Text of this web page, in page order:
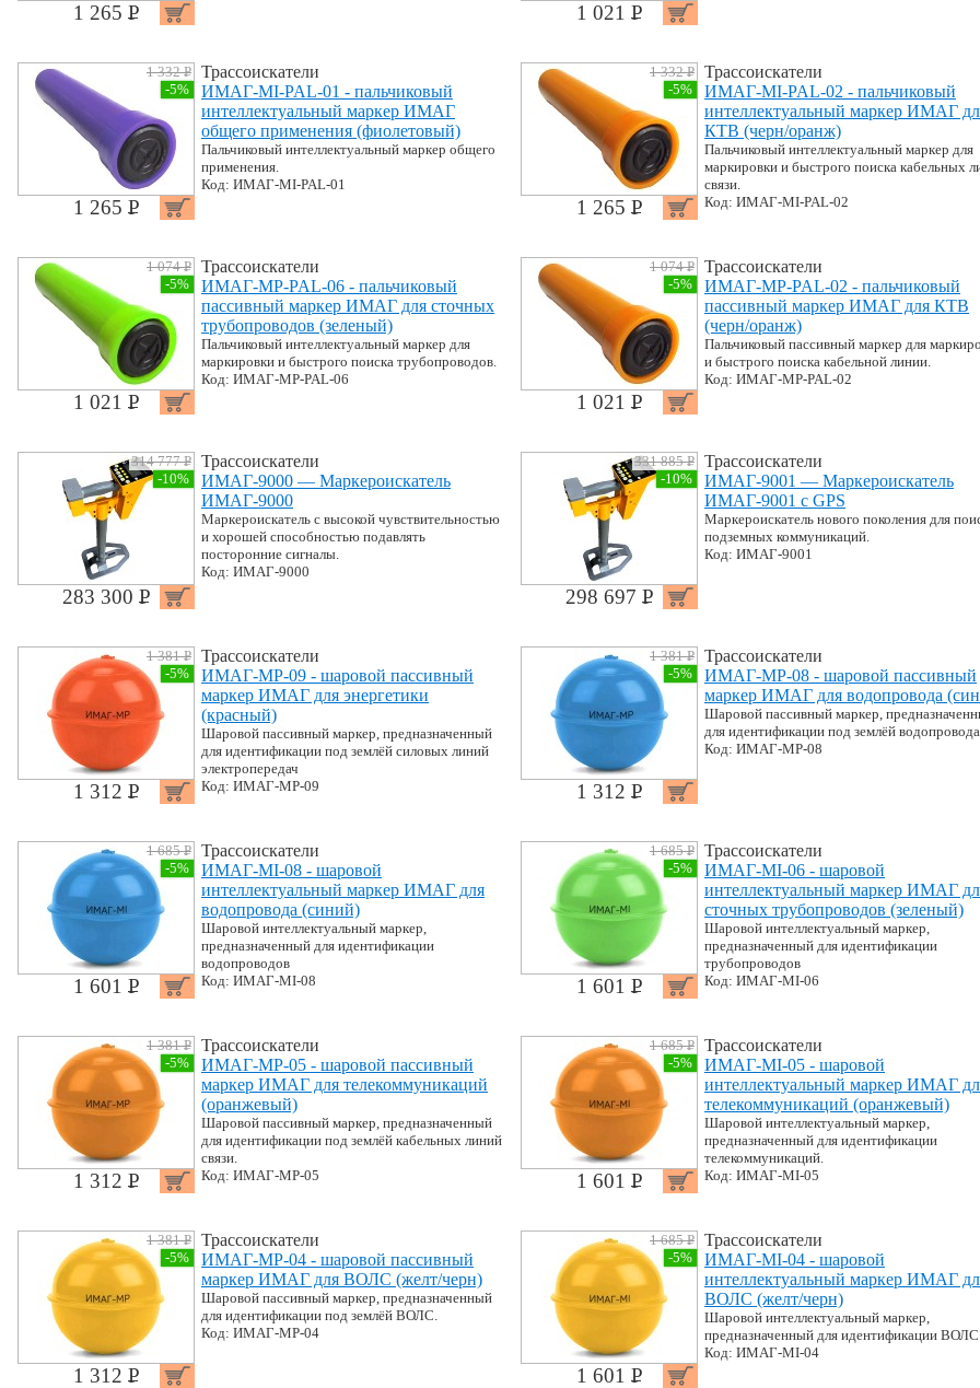
1 265 P УБ. 1 021 P УБ.
1 332 PУБ.
-5%
1 265 P УБ.
Трассоискатели
ИМАГ-MI-PAL-01 - пальчиковый
интеллектуальный маркер ИМАГ
общего применения (фиолетовый)
Пальчиковый интеллектуальный маркер общего
применения.
Код: ИМАГ-MI-PAL-01
1 332 PУБ.
-5%
1 265 P УБ.
Трассоискатели
ИМАГ-MI-PAL-02 - пальчиковый
интеллектуальный маркер ИМАГ
КТВ (черн/оранж)
Пальчиковый интеллектуальный маркер для
маркировки и быстрого поиска кабельных
связи.
Код: ИМАГ-MI-PAL-02
1 074 PУБ.
-5%
1 021 P УБ.
Трассоискатели
ИМАГ-MP-PAL-06 - пальчиковый
пассивный маркер ИМАГ для сточных
трубопроводов (зеленый)
Пальчиковый интеллектуальный маркер для
маркировки и быстрого поиска трубопроводов.
Код: ИМАГ-MP-PAL-06
1 074 PУБ.
-5%
1 021 P УБ.
Трассоискатели
ИМАГ-MP-PAL-02 - пальчиковый
пассивный маркер ИМАГ для КТВ
(черн/оранж)
Пальчиковый пассивный маркер для
и быстрого поиска кабельной линии.
Код: ИМАГ-MP-PAL-02
314 777 PУБ.
-10%
283 300 P УБ.
Трассоискатели
ИМАГ-9000 — Маркероискатель
ИМАГ-9000
Маркероискатель с высокой чувствительностью
и хорошей способностью подавлять
посторонние сигналы.
Код: ИМАГ-9000
331 885 PУБ.
-10%
298 697 P УБ.
Трассоискатели
ИМАГ-9001 — Маркероискатель
ИМАГ-9001 с GPS
Маркероискатель нового поколения для
подземных коммуникаций.
Код: ИМАГ-9001
1 381 PУБ.
-5%
1 312 P УБ.
Трассоискатели
ИМАГ-MP-09 - шаровой пассивный
маркер ИМАГ для энергетики
(красный)
Шаровой пассивный маркер, предназначенный
для идентификации под землёй силовых линий
электропередач
Код: ИМАГ-MP-09
1 381 PУБ.
-5%
1 312 P УБ.
Трассоискатели
ИМАГ-MP-08 - шаровой пассивный
маркер ИМАГ для водопровода
Шаровой пассивный маркер,
для идентификации под землёй
Код: ИМАГ-MP-08
1 685 PУБ.
-5%
1 601 P УБ.
Трассоискатели
ИМАГ-MI-08 - шаровой
интеллектуальный маркер ИМАГ для
водопровода (синий)
Шаровой интеллектуальный маркер,
предназначенный для идентификации
водопроводов
Код: ИМАГ-MI-08
1 685 PУБ.
-5%
1 601 P УБ.
Трассоискатели
ИМАГ-MI-06 - шаровой
интеллектуальный маркер ИМАГ
сточных трубопроводов (зеленый)
Шаровой интеллектуальный маркер,
предназначенный для идентификации
трубопроводов
Код: ИМАГ-MI-06
1 381 PУБ.
-5%
1 312 P УБ.
Трассоискатели
ИМАГ-MP-05 - шаровой пассивный
маркер ИМАГ для телекоммуникаций
(оранжевый)
Шаровой пассивный маркер, предназначенный
для идентификации под землёй кабельных линий
связи.
Код: ИМАГ-MP-05
1 685 PУБ.
-5%
1 601 P УБ.
Трассоискатели
ИМАГ-MI-05 - шаровой
интеллектуальный маркер ИМАГ
телекоммуникаций (оранжевый)
Шаровой интеллектуальный маркер,
предназначенный для идентификации
телекоммуникаций.
Код: ИМАГ-MI-05
1 381 PУБ.
-5%
1 312 P УБ.
Трассоискатели
ИМАГ-MP-04 - шаровой пассивный
маркер ИМАГ для ВОЛС (желт/черн)
Шаровой пассивный маркер, предназначенный
для идентификации под землёй ВОЛС.
Код: ИМАГ-MP-04
1 685 PУБ.
-5%
1 601 P УБ.
Трассоискатели
ИМАГ-MI-04 - шаровой
интеллектуальный маркер ИМАГ
ВОЛС (желт/черн)
Шаровой интеллектуальный маркер,
предназначенный для идентификации ВОЛС
Код: ИМАГ-MI-04